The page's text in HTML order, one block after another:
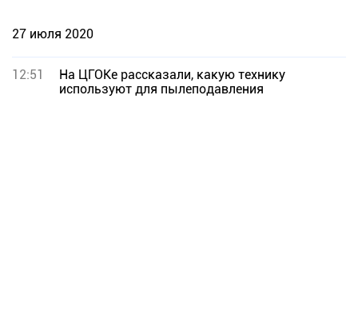
27 июля 2020
12:51
На ЦГОКе рассказали, какую технику
используют для пылеподавления